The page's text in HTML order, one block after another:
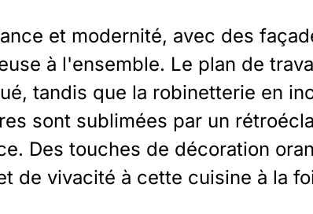
et modernité, avec des
à l'ensemble. Le plan de
tandis que la robinetterie en
sont sublimées par un
Des touches de décoration
de vivacité à cette cuisine à la